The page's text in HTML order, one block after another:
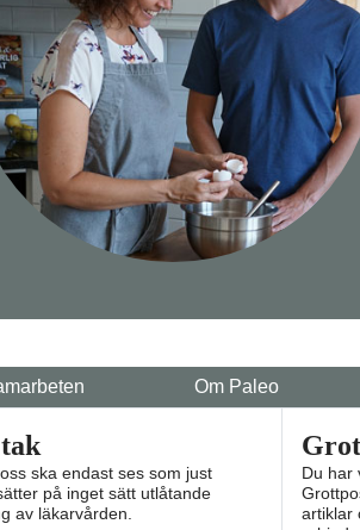
Om Paleo
ska endast ses som just
på inget sätt utlåtande
av läkarvården.
Du har
artiklar